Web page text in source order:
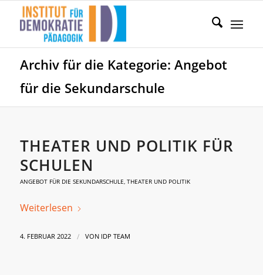
Archiv für die Kategorie: Angebot
für die Sekundarschule
THEATER UND POLITIK FÜR
SCHULEN
ANGEBOT FÜR DIE SEKUNDARSCHULE, THEATER UND POLITIK
Weiterlesen
4. FEBRUAR 2022 / VON IDP TEAM